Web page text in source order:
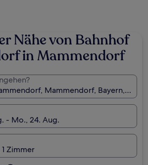
Nähe von Bahnhof
in Mammendorf
Mammendorf, Bayern,
- Mo., 24. Aug.
Zimmer